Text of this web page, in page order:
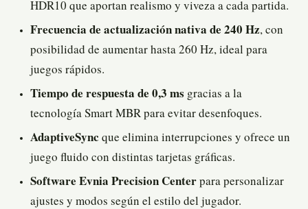
HDR10 que aportan realismo y viveza a cada partida.
Frecuencia de actualización nativa de 240 Hz, con
posibilidad de aumentar hasta 260 Hz, ideal para
juegos rápidos.
Tiempo de respuesta de 0,3 ms gracias a la
tecnología Smart MBR para evitar desenfoques.
AdaptiveSync que elimina interrupciones y ofrece un
juego fluido con distintas tarjetas gráficas.
Software Evnia Precision Center para personalizar
ajustes y modos según el estilo del jugador.